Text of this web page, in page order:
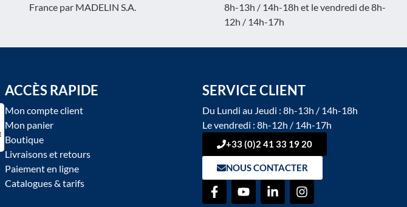
France par MADELIN S.A.
8h-13h / 14h-18h et le vendredi de 8h-
12h / 14h-17h
ACCÈS RAPIDE
Mon compte client
Mon panier
Boutique
Livraisons et retours
Paiement en ligne
Catalogues & tarifs
SERVICE CLIENT
Du Lundi au Jeudi : 8h-13h / 14h-18h
Le vendredi : 8h-12h / 14h-17h
+33 (0)2 41 33 19 20
NOUS CONTACTER